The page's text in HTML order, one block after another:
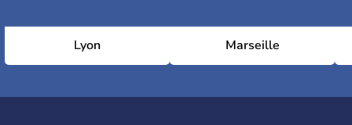
Lyon Marseille